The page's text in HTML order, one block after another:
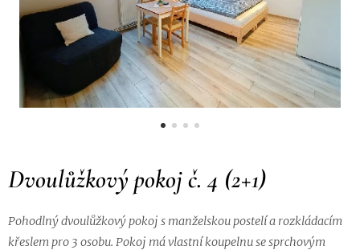
Dvoulůžkový pokoj č. 4 (2+1)
Pohodlný dvoulůžkový pokoj s manželskou postelí a rozkládacím
křeslem pro 3 osobu. Pokoj má vlastní koupelnu se sprchovým